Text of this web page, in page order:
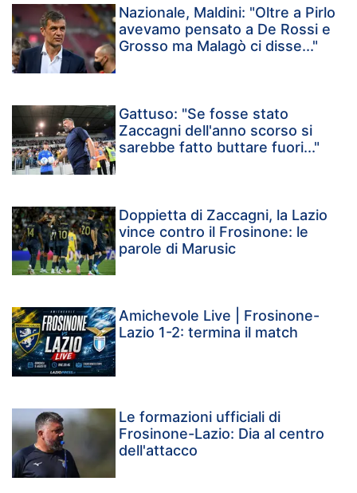
Nazionale, Maldini: "Oltre a Pirlo
avevamo pensato a De Rossi e
Grosso ma Malagò ci disse..."
Gattuso: "Se fosse stato
Zaccagni dell'anno scorso si
sarebbe fatto buttare fuori..."
Doppietta di Zaccagni, la Lazio
vince contro il Frosinone: le
parole di Marusic
Amichevole Live | Frosinone-
Lazio 1-2: termina il match
Le formazioni ufficiali di
Frosinone-Lazio: Dia al centro
dell'attacco